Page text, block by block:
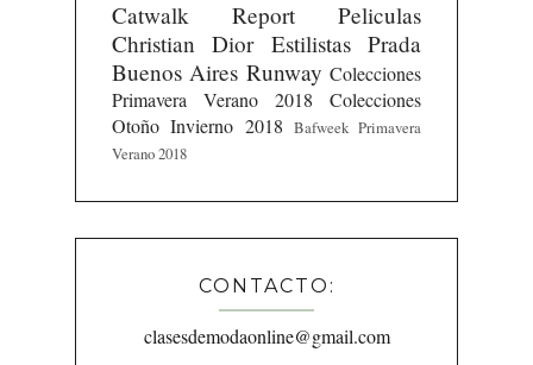
Catwalk Report
Peliculas
Christian Dior Estilistas Prada
Buenos Aires Runway Colecciones
Primavera Verano 2018
Colecciones
Otoño Invierno 2018 Bafweek Primavera
Verano 2018
CONTACTO:
clasesdemodaonline@gmail.com